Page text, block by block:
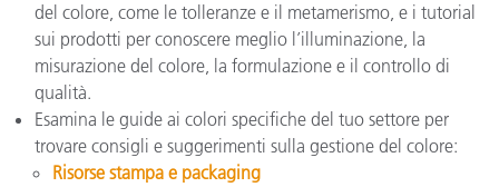
del colore, come le tolleranze e il metamerismo, e i tutorial
sui prodotti per conoscere meglio l’illuminazione, la
misurazione del colore, la formulazione e il controllo di
qualità.
Esamina le guide ai colori specifiche del tuo settore per
trovare consigli e suggerimenti sulla gestione del colore:
Risorse stampa e packaging